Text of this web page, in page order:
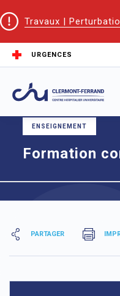
Travaux |
URGENCES
Accueil
ENSEIGNEMENT
Formation
PARTAGER